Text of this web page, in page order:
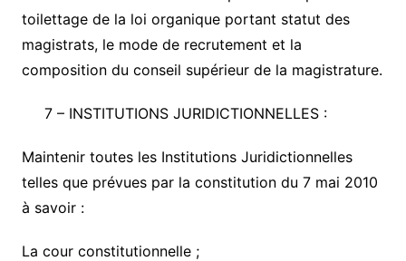
toilettage de la loi organique portant statut des
magistrats, le mode de recrutement et la
composition du conseil supérieur de la magistrature.
7 – INSTITUTIONS JURIDICTIONNELLES :
Maintenir toutes les Institutions Juridictionnelles
telles que prévues par la constitution du 7 mai 2010
à savoir :
La cour constitutionnelle ;